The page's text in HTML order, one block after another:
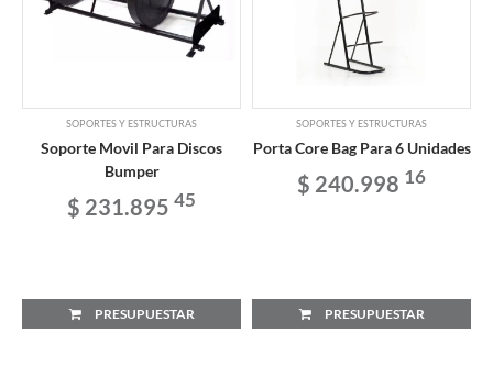
SOPORTES Y ESTRUCTURAS
Soporte Movil Para Discos
Bumper
$ 231.895 45
PRESUPUESTAR
SOPORTES Y ESTRUCTURAS
Porta Core Bag Para 6 Unidades
$ 240.998 16
PRESUPUESTAR